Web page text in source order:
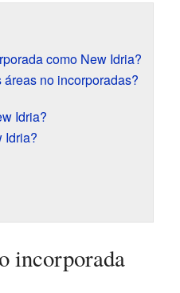
como New Idria?
no incorporadas?
Idria?
Idria?
incorporada